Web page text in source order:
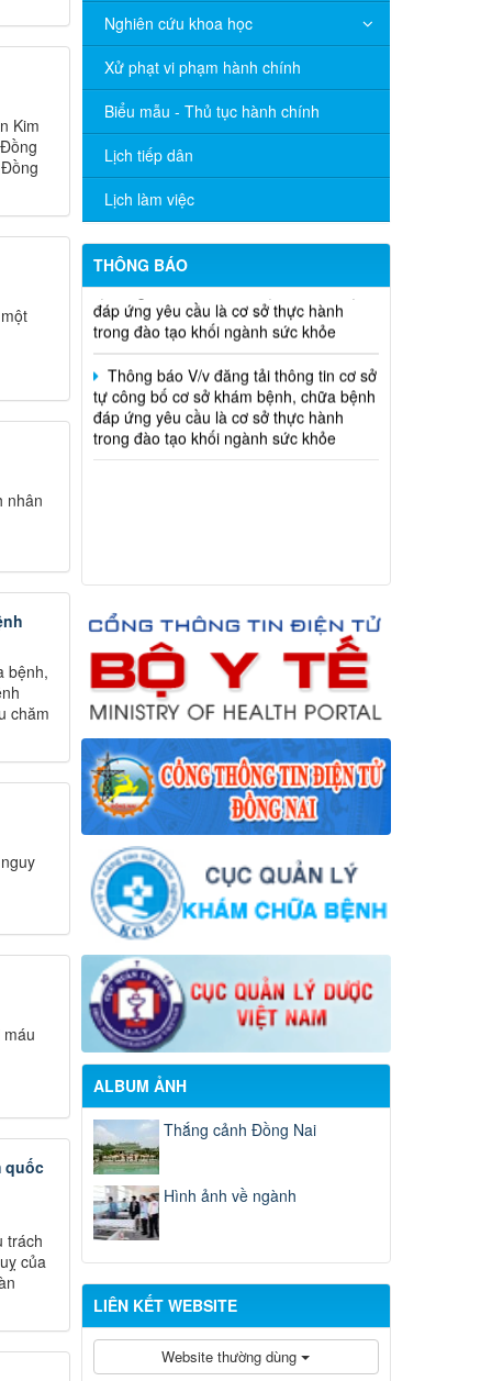
Kim
nhân
bệnh,
chăm
quốc
trách
của
Nghiên cứu khoa học
Xử phạt vi phạm hành chính
Biểu mẫu - Thủ tục hành chính
Lịch tiếp dân
Lịch làm việc
THÔNG BÁO
THÔNG CÁO BÁO CHÍ Văn bản quy
phạm pháp luật do Ủy ban nhân dân
thành phố ban hành trong lĩnh vực Y tế
Thông báo V/v đăng tải thông tin cơ sở
tự công bố cơ sở khám bệnh, chữa bệnh
đáp ứng yêu cầu là cơ sở thực hành
trong đào tạo khối ngành sức khỏe
Thông báo V/v đăng tải thông tin cơ sở
đáp ứng yêu cầu là cơ sở thực hành
trong đào tạo khối ngành sức khỏe
Thông báo V/v đăng tải thông tin cơ sở
tự công bố cơ sở khám bệnh, chữa bệnh
đáp ứng yêu cầu là cơ sở thực hành
trong đào tạo khối ngành sức khỏe
ALBUM ẢNH
Thắng cảnh Đồng Nai
Hình ảnh về ngành
LIÊN KẾT WEBSITE
Website thường dùng